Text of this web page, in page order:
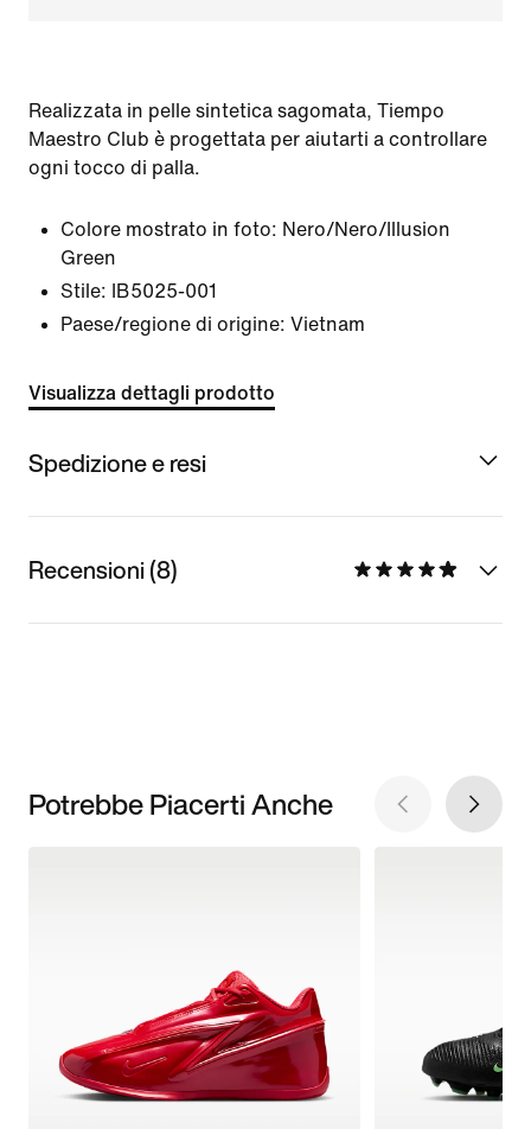
Realizzata in pelle sintetica sagomata, Tiempo
Maestro Club è progettata per aiutarti a controllare
ogni tocco di palla.
Colore mostrato in foto: Nero/Nero/Illusion
Green
Stile:
IB5025-001
Paese/regione di origine: Vietnam
Visualizza dettagli prodotto
Spedizione e resi
Recensioni (8)
Potrebbe Piacerti Anche